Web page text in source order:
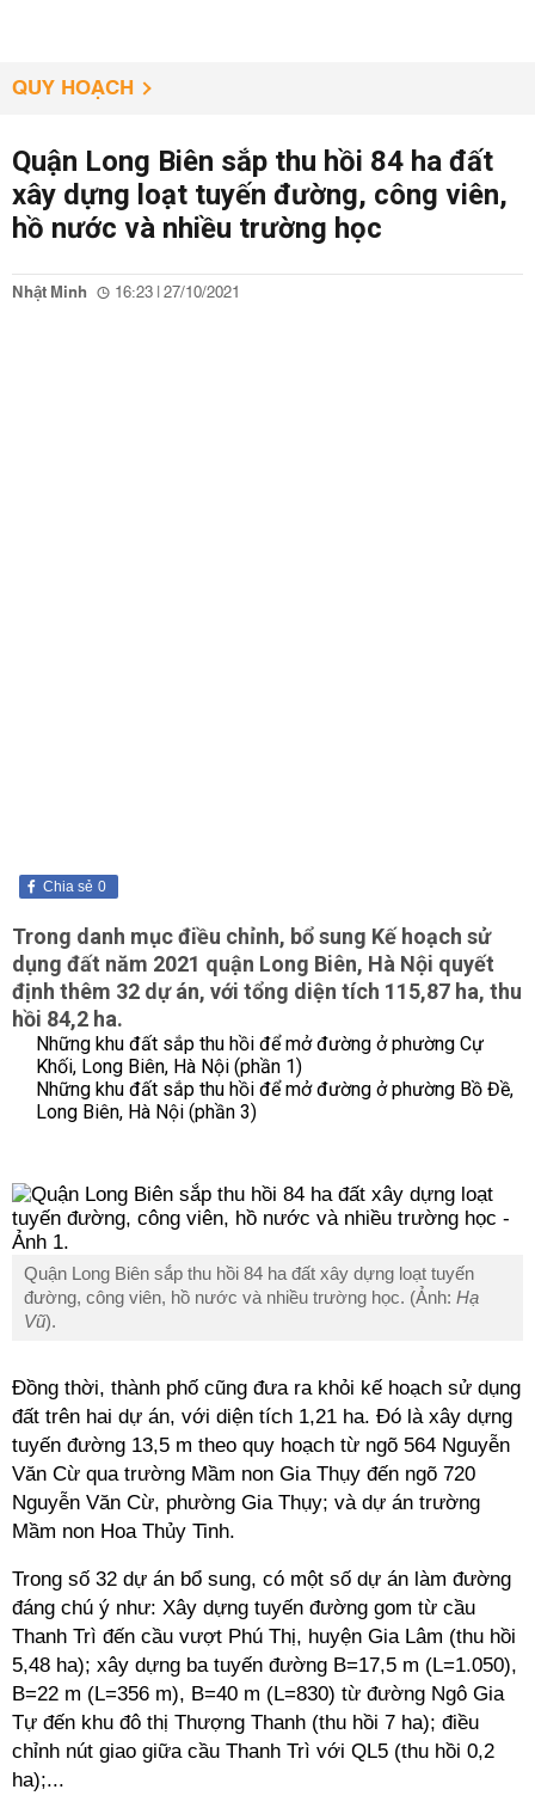
QUY HOẠCH
Quận Long Biên sắp thu hồi 84 ha đất
xây dựng loạt tuyến đường, công viên,
hồ nước và nhiều trường học
Nhật Minh 16:23 | 27/10/2021
0
Chia sẻ
Trong danh mục điều chỉnh, bổ sung Kế hoạch sử
dụng đất năm 2021 quận Long Biên, Hà Nội quyết
định thêm 32 dự án, với tổng diện tích 115,87 ha, thu
hồi 84,2 ha.
Những khu đất sắp thu hồi để mở đường ở phường Cự
Khối, Long Biên, Hà Nội (phần 1)
Những khu đất sắp thu hồi để mở đường ở phường Bồ Đề,
Long Biên, Hà Nội (phần 3)
Quận Long Biên sắp thu hồi 84 ha đất xây dựng loạt tuyến
đường, công viên, hồ nước và nhiều trường học. (Ảnh: Hạ
Vũ).
Đồng thời, thành phố cũng đưa ra khỏi kế hoạch sử dụng
đất trên hai dự án, với diện tích 1,21 ha. Đó là xây dựng
tuyến đường 13,5 m theo quy hoạch từ ngõ 564 Nguyễn
Văn Cừ qua trường Mầm non Gia Thụy đến ngõ 720
Nguyễn Văn Cừ, phường Gia Thụy; và dự án trường
Mầm non Hoa Thủy Tinh.
Trong số 32 dự án bổ sung, có một số dự án làm đường
đáng chú ý như: Xây dựng tuyến đường gom từ cầu
Thanh Trì đến cầu vượt Phú Thị, huyện Gia Lâm (thu hồi
5,48 ha); xây dựng ba tuyến đường B=17,5 m (L=1.050),
B=22 m (L=356 m), B=40 m (L=830) từ đường Ngô Gia
Tự đến khu đô thị Thượng Thanh (thu hồi 7 ha); điều
chỉnh nút giao giữa cầu Thanh Trì với QL5 (thu hồi 0,2
ha);...